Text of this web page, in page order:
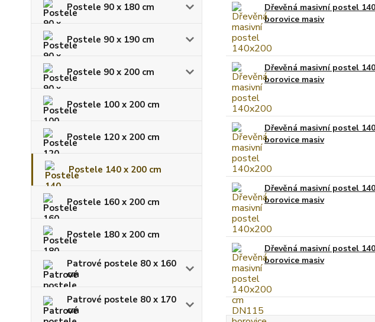
Postele 90 x 180 cm
Postele 90 x 190 cm
Postele 90 x 200 cm
Postele 100 x 200 cm
Postele 120 x 200 cm
Postele 140 x 200 cm
Postele 160 x 200 cm
Postele 180 x 200 cm
Patrové postele 80 x 160
cm
Patrové postele 80 x 170
cm
Dřevěná masivní postel
borovice masiv
Dřevěná masivní postel
borovice masiv
Dřevěná masivní postel
borovice masiv
Dřevěná masivní postel
borovice masiv
Dřevěná masivní postel
borovice masiv